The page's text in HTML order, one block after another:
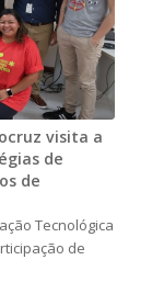
visita a
de
de
Tecnológica
de